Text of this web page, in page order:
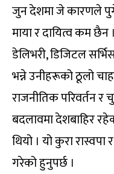
जुन देशमा जे कारणले
माया र दायित्व कम
डेलिभरी, डिजिटल
भन्ने उनीहरूको ठूलो
राजनीतिक परिवर्तन
बदलावमा देशबाहिर
थियो । यो कुरा रास्वपा
गरेको हुनुपर्छ ।